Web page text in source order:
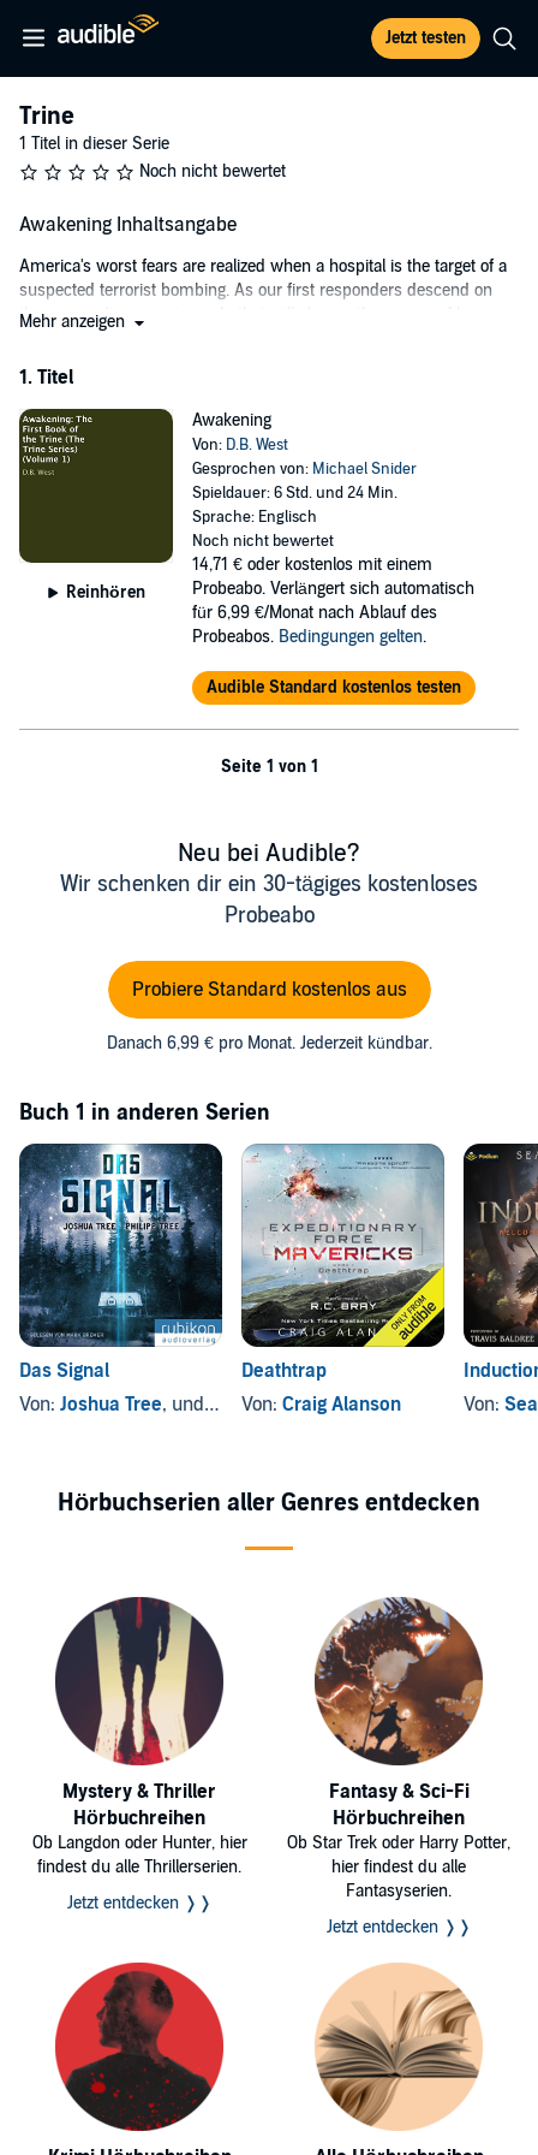
Jetzt testen
Trine
1 Titel in dieser Serie
Noch nicht bewertet
Awakening Inhaltsangabe
America's worst fears are realized when a hospital is the target of a
suspected terrorist bombing. As our first responders descend on
the area, a discovery is made that will change the course of human
enough to save us all from destruction?
©2016 David Bruce West (P)2016 David Bruce West
Mehr anzeigen
1. Titel
Reinhören
Awakening
Von: D.B. West
Gesprochen von: Michael Snider
Spieldauer: 6 Std. und 24 Min.
Sprache: Englisch
Noch nicht bewertet
14,71 € oder kostenlos mit einem
Probeabo. Verlängert sich automatisch
für 6,99 €/Monat nach Ablauf des
Probeabos. Bedingungen gelten.
Audible Standard kostenlos testen
Seite 1 von 1
Neu bei Audible?
Wir schenken dir ein 30-tägiges kostenloses
Probeabo
Probiere Standard kostenlos aus
Danach 6,99 € pro Monat. Jederzeit kündbar.
Buch 1 in anderen Serien
Das Signal
Von: Joshua Tree, und andere
Deathtrap
Von: Craig Alanson
Von:
Hörbuchserien aller Genres entdecken
Mystery & Thriller
Hörbuchreihen
Ob Langdon oder Hunter, hier
findest du alle Thrillerserien.
Jetzt entdecken ❭❭
Fantasy & Sci-Fi
Hörbuchreihen
Ob Star Trek oder Harry Potter,
hier findest du alle
Fantasyserien.
Jetzt entdecken ❭❭